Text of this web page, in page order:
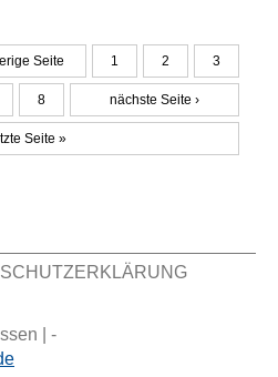
berufsbegleitend Studierender - der
von Beruf und Studium
Seite 1 2 3
8 nächste Seite ›
Seite »
| -